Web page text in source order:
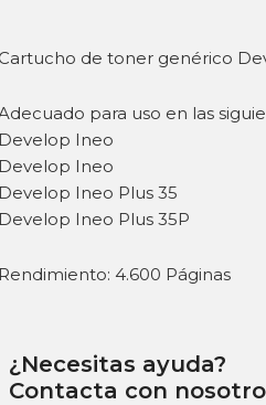
para uso en las
Develop Ineo
Develop Ineo
Develop Ineo Plus 35
Develop Ineo Plus 35P
Rendimiento: 4.600 Páginas
¿Necesitas ayuda?
Contacta con